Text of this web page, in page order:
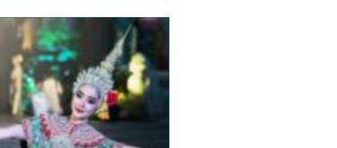
tage dig med på en
dybdegående rejse til
Bali og dykke ned i, hvad
der gør denne
destination så speciel.
Uanset om du er...